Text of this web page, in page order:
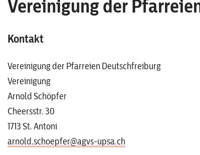
Vereinigung der
Kontakt
Vereinigung der Pfarreien Deutschfreiburg
Vereinigung
Arnold Schöpfer
Cheersstr. 30
1713 St. Antoni
arnold.schoepfer@agvs-upsa.ch